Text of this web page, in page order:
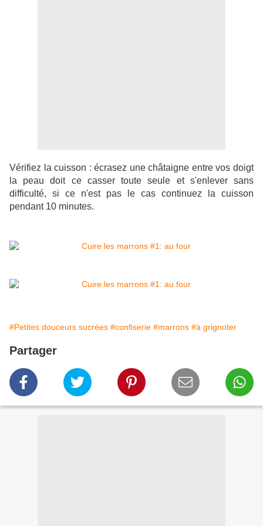
Vérifiez la cuisson : écrasez une châtaigne entre vos doigt
la peau doit ce casser toute seule et s'enlever sans
difficulté, si ce n'est pas le cas continuez la cuisson
pendant 10 minutes.
#Petites douceurs sucrées #confiserie #marrons #à grignoter
Partager